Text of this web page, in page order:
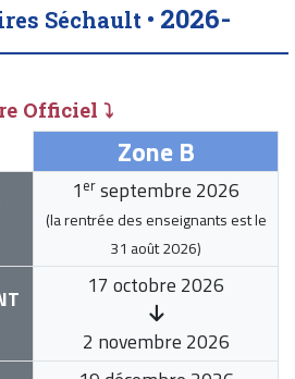
Séchault • 2026-
Officiel ⤵
Zone B
1 er septembre 2026
(la rentrée des enseignants est le
31 août 2026)
17 octobre 2026
2 novembre 2026